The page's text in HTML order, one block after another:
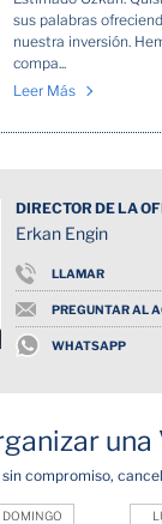
sus palabras
nuestra inversión.
compa...
Leer Más
DIRECTOR DE LA
Erkan Engin
LLAMAR
PREGUNTAR AL
WHATSAPP
una
compromiso,
DOMINGO